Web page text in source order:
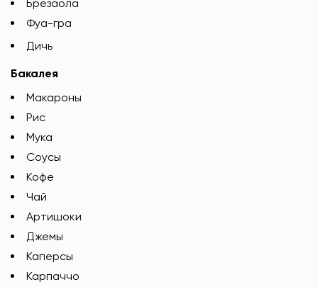
Брезаола
Фуа-гра
Дичь
Бакалея
Макароны
Рис
Мука
Соусы
Кофе
Чай
Артишоки
Джемы
Каперсы
Карпаччо